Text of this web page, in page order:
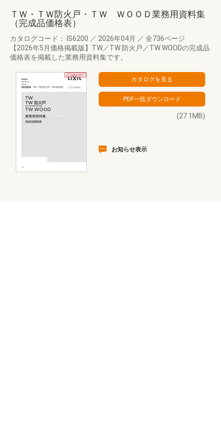
ＴＷ・ＴＷ防火戸・ＴＷ ＷＯＯＤ業務用資料集
（完成品価格表）
カタログコード： IS6200 ／ 2026年04月 ／ 全736ページ
【2026年5月価格掲載版】TW／TW 防火戸／TW WOODの完成品
価格表を掲載した業務用資料集です。
(27.1MB)
お知らせ表示